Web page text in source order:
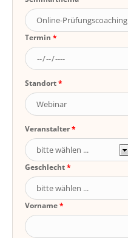
Termin
Standort
Veranstalter
Geschlecht
Vorname